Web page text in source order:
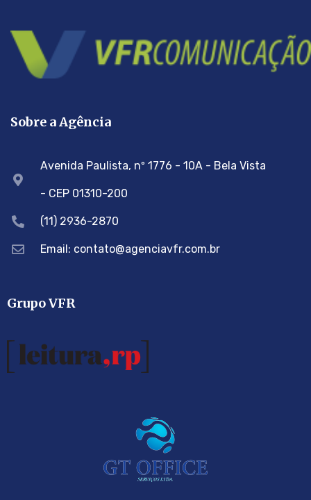
Sobre a Agência
Avenida Paulista, nº 1776 - 10A - Bela Vista
- CEP 01310-200
(11) 2936-2870
Email: contato@agenciavfr.com.br
Grupo VFR